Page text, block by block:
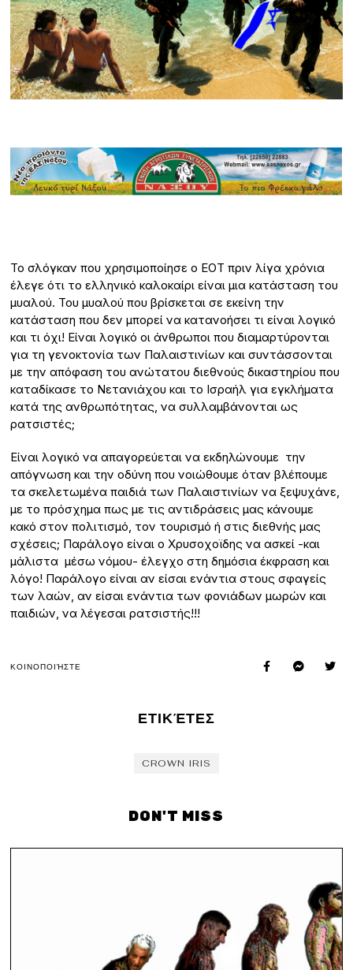
Το σλόγκαν που χρησιμοποίησε ο ΕΟΤ πριν λίγα χρόνια
έλεγε ότι το ελληνικό καλοκαίρι είναι μια κατάσταση του
μυαλού. Του μυαλού που βρίσκεται σε εκείνη την
κατάσταση που δεν μπορεί να κατανοήσει τι είναι λογικό
και τι όχι! Είναι λογικό οι άνθρωποι που διαμαρτύρονται
για τη γενοκτονία των Παλαιστινίων και συντάσσονται
με την απόφαση του ανώτατου διεθνούς δικαστηρίου που
καταδίκασε το Νετανιάχου και το Ισραήλ για εγκλήματα
κατά της ανθρωπότητας, να συλλαμβάνονται ως
ρατσιστές;
Είναι λογικό να απαγορεύεται να εκδηλώνουμε την
απόγνωση και την οδύνη που νοιώθουμε όταν βλέπουμε
τα σκελετωμένα παιδιά των Παλαιστινίων να ξεψυχάνε,
με το πρόσχημα πως με τις αντιδράσεις μας κάνουμε
κακό στον πολιτισμό, τον τουρισμό ή στις διεθνής μας
σχέσεις; Παράλογο είναι ο Χρυσοχοϊδης να ασκεί -και
μάλιστα μέσω νόμου- έλεγχο στη δημόσια έκφραση και
λόγο! Παράλογο είναι αν είσαι ενάντια στους σφαγείς
των λαών, αν είσαι ενάντια των φονιάδων μωρών και
παιδιών, να λέγεσαι ρατσιστής!!!
ΚΟΙΝΟΠΟΙΉΣΤΕ
ΕΤΙΚΈΤΕΣ
CROWN IRIS
DON'T MISS